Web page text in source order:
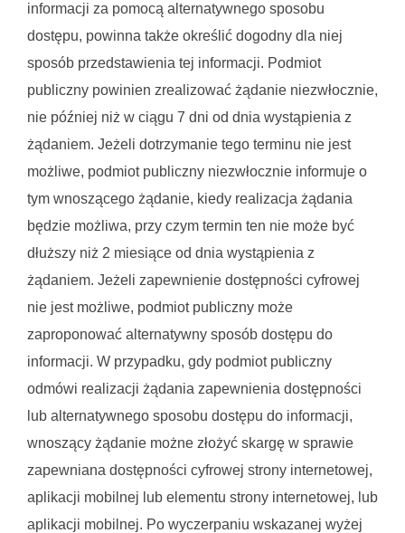
informacji za pomocą alternatywnego sposobu
dostępu, powinna także określić dogodny dla niej
sposób przedstawienia tej informacji. Podmiot
publiczny powinien zrealizować żądanie niezwłocznie,
nie później niż w ciągu 7 dni od dnia wystąpienia z
żądaniem. Jeżeli dotrzymanie tego terminu nie jest
możliwe, podmiot publiczny niezwłocznie informuje o
tym wnoszącego żądanie, kiedy realizacja żądania
będzie możliwa, przy czym termin ten nie może być
dłuższy niż 2 miesiące od dnia wystąpienia z
żądaniem. Jeżeli zapewnienie dostępności cyfrowej
nie jest możliwe, podmiot publiczny może
zaproponować alternatywny sposób dostępu do
informacji. W przypadku, gdy podmiot publiczny
odmówi realizacji żądania zapewnienia dostępności
lub alternatywnego sposobu dostępu do informacji,
wnoszący żądanie możne złożyć skargę w sprawie
zapewniana dostępności cyfrowej strony internetowej,
aplikacji mobilnej lub elementu strony internetowej, lub
aplikacji mobilnej. Po wyczerpaniu wskazanej wyżej